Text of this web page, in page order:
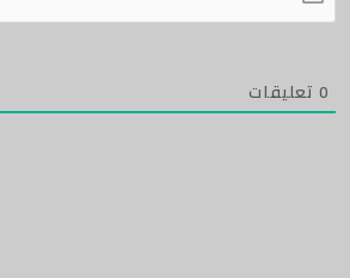
0 تعليقات